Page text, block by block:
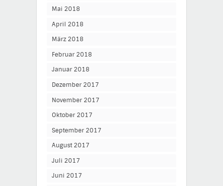
Mai 2018
April 2018
März 2018
Februar 2018
Januar 2018
Dezember 2017
November 2017
Oktober 2017
September 2017
August 2017
Juli 2017
Juni 2017